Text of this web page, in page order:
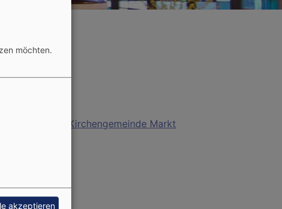
evangelischen Kirchengemeinde Markt
möchten.
akzeptieren